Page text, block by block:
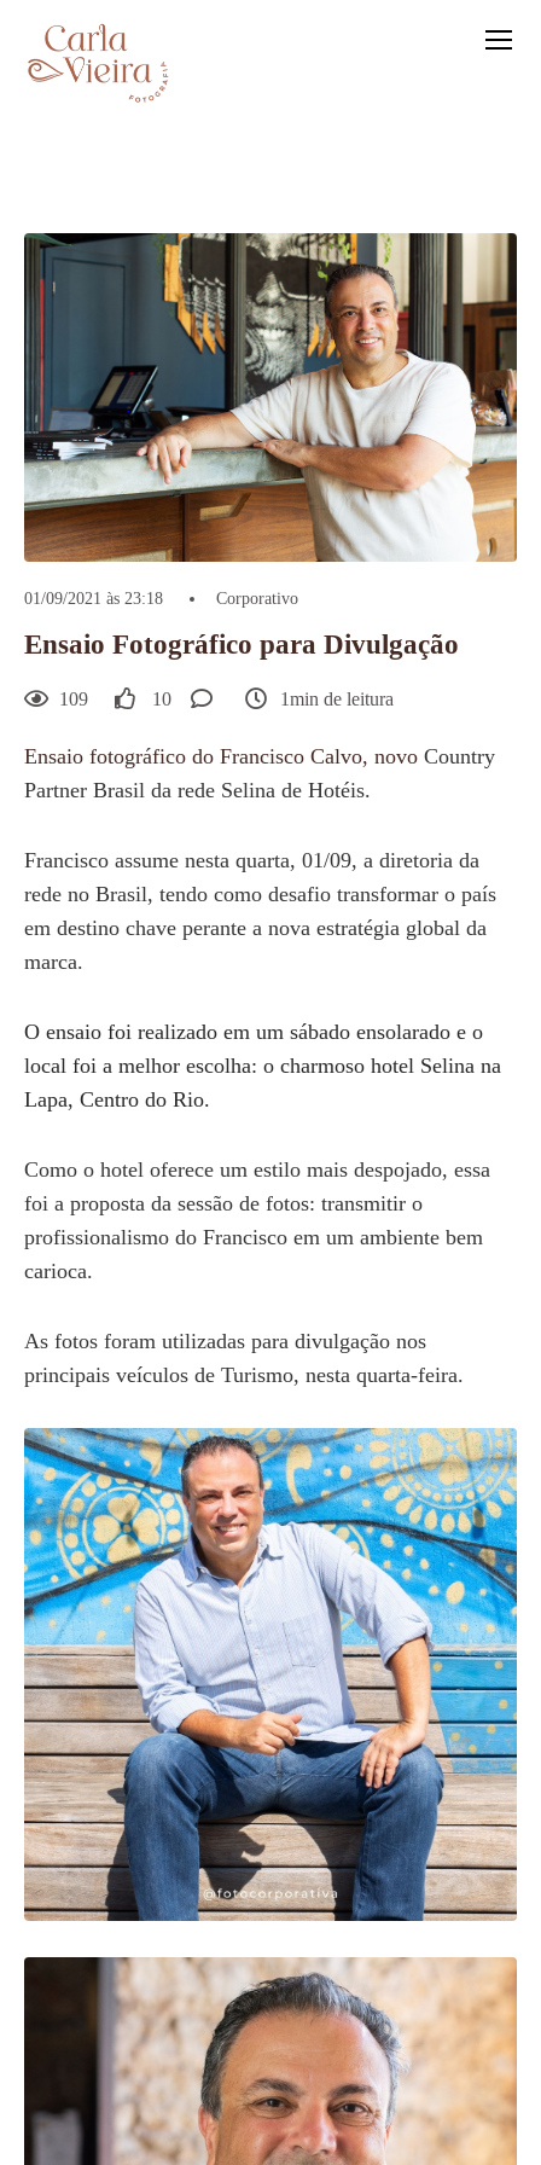
01/09/2021 às 23:18 Corporativo
Ensaio Fotográfico para Divulgação
109 10 1min de leitura
Ensaio fotográfico do Francisco Calvo, novo Country
Partner Brasil da rede Selina de Hotéis.
Francisco assume nesta quarta, 01/09, a diretoria da
rede no Brasil, tendo como desafio transformar o país
em destino chave perante a nova estratégia global da
marca.
O ensaio foi realizado em um sábado ensolarado e o
local foi a melhor escolha: o charmoso hotel Selina na
Lapa, Centro do Rio.
Como o hotel oferece um estilo mais despojado, essa
foi a proposta da sessão de fotos: transmitir o
profissionalismo do Francisco em um ambiente bem
carioca.
As fotos foram utilizadas para divulgação nos
principais veículos de Turismo, nesta quarta-feira.